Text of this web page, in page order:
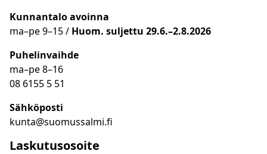
Kunnantalo avoinna
ma–pe 9–15 / Huom. suljettu 29.6.–2.8.2026
Puhelinvaihde
ma–pe 8–16
08 6155 5 51
Sähköposti
kunta@suomussalmi.fi
Laskutusosoite